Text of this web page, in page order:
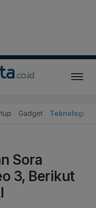
Gadget Teknologi
Sora
3, Berikut